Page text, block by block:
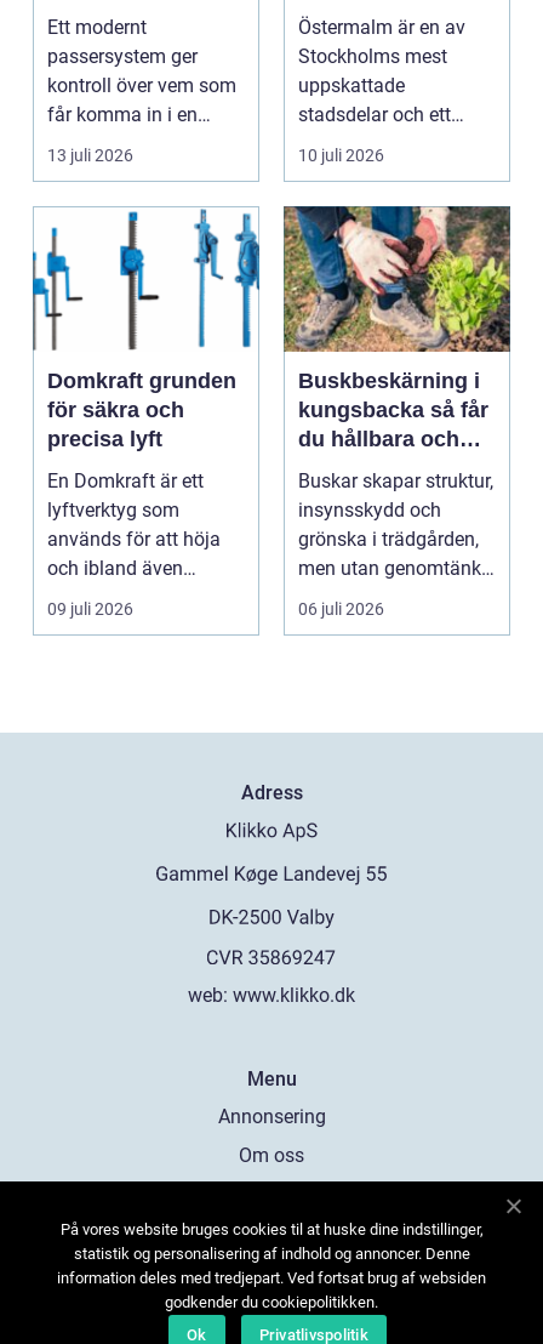
smidigare tillträde
Ett modernt
passersystem ger
kontroll över vem som
får komma in i en
byggnad, när de får
komma in oc...
13 juli 2026
matupplevelser i
en av Stockholms
mest attraktiva
stadsdelar
Östermalm är en av
Stockholms mest
uppskattade
stadsdelar och ett
självklart val f&ou...
10 juli 2026
Domkraft grunden
för säkra och
precisa lyft
En Domkraft är ett
lyftverktyg som
används för att höja
och ibland även
positionera tunga
objekt, so...
09 juli 2026
Buskbeskärning i
kungsbacka så får
du hållbara och
vackra buskar året
runt
Buskar skapar struktur,
insynsskydd och
grönska i trädgården,
men utan genomtänkt
beskärning blir de...
06 juli 2026
Adress
web: www.klikko.dk
Menu
Annonsering
Om oss
Kontakta oss
Sitemap
På vores website bruges cookies til at huske dine indstillinger,
statistik og personalisering af indhold og annoncer. Denne
information deles med tredjepart. Ved fortsat brug af websiden
godkender du cookiepolitikken.
Ok
Privatlivspolitik